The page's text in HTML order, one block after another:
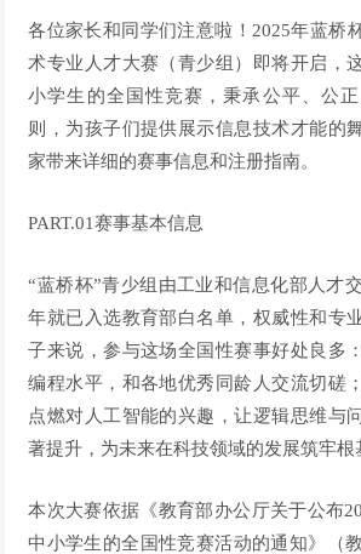
各位家长和同学们注意啦！2025年蓝桥
术专业人才大赛（青少组 ）即将开启，
小学生的全国性竞赛，秉承公平、公
则，为孩子们提供展示信息技术才能的
家带来详细的赛事信息和注册指南。
PART.01赛事基本信息
“蓝桥杯”青少组由工业和信息化部人才
年就已入选教育部白名单，权威性和专
子来说，参与这场全国性赛事好处良多
编程水平，和各地优秀同龄人交流切磋
点燃对人工智能的兴趣，让逻辑思维与
著提升，为未来在科技领域的发展筑牢根
本次大赛依据《教育部办公厅关于公布
中小学生的全国性竞赛活动的通知》（